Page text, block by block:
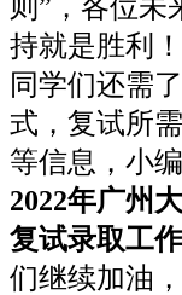
则”，各位未
持就是胜利
同学们还需
式，复试所
等信息，小
2022年广州
复试录取工
们继续加油